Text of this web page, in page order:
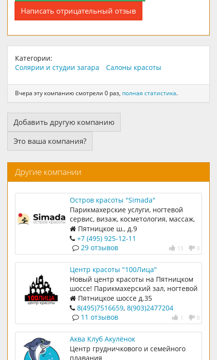
Написать отрицательный отзыв
Категории:
Солярии и студии загара
Салоны красоты
Вчера эту компанию смотрели 0 раз, полная статистика.
Добавить другую компанию
Это ваша компания?
Другие компании
Остров красоты "Simada"
Парикмахерские услуги, ногтевой
сервис, визаж, косметология, массаж,
солярий
Пятницкое ш., д.9
+7 (495) 925-12-11
13 0
29 отзывов
Центр красоты "100Лица"
Новый центр красоты на Пятницком
шоссе! Парикмахерский зал, ногтевой
сервис, коррекция силуэта,
косметология
Пятницкое шоссе д.35
8(495)7516659, 8(903)2477204
1 0
11 отзывов
Аква Клуб Акулёнок
Центр грудничкового и семейного
плавания